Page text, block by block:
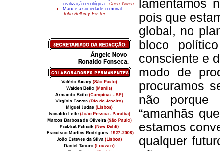
civilização ecológica - Chen Yiwen
Marx e a sociedade comunal -
John Bellamy Foster
lamentamos
pois que
global, no
bloco
consciente e
modo de
procuramos
não porque
“amanhãs
estamos
qualquer